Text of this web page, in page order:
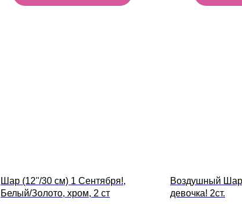
Шар (12''/30 см) 1 Сентября!,
Белый/Золото, хром, 2 ст
Воздушный Шар
девочка! 2ст.